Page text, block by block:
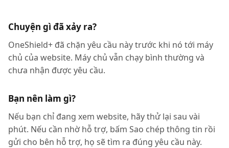
Chuyện gì đã xảy ra?
OneShield+ đã chặn yêu cầu này trước khi nó tới máy
chủ của website. Máy chủ vẫn chạy bình thường và
chưa nhận được yêu cầu.
Bạn nên làm gì?
Nếu bạn chỉ đang xem website, hãy thử lại sau vài
phút. Nếu cần nhờ hỗ trợ, bấm Sao chép thông tin rồi
gửi cho bên hỗ trợ, họ sẽ tìm ra đúng yêu cầu này.